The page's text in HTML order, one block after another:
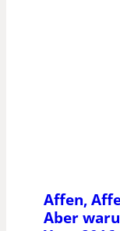
Affen,
Aber